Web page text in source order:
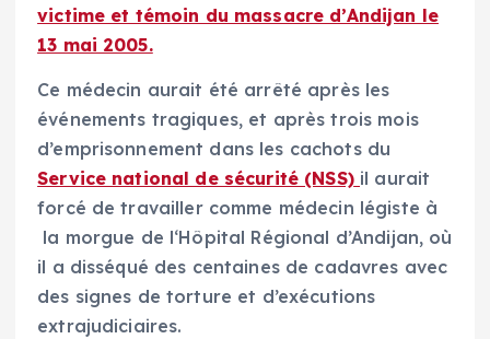
victime et témoin du massacre d’Andijan le
13 mai 2005.
Ce médecin aurait été arrêté après les
événements tragiques, et après trois mois
d’emprisonnement dans les cachots du
Service national de sécurité (NSS) il aurait
forcé de travailler comme médecin légiste à
la morgue de l‘Hôpital Régional d’Andijan, où
il a disséqué des centaines de cadavres avec
des signes de torture et d’exécutions
extrajudiciaires.